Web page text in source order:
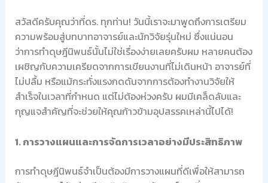
สวัสดีครับคุณว่าที่ดร. ทุกท่าน! วันนี้เราจะมาพูดถึงการเตรียม
ความพร้อมสู่บทบาทอาจารย์และนักวิจัยรุ่นใหม่ ซึ่งแน่นอน
ว่าการทำดุษฎีนิพนธ์นั้นไม่ใช่เรื่องง่ายเลยครับผม หลายคนต้อง
เผชิญกับความเครียดจากการเขียนงานที่ไม่เดินหน้า อาจารย์ที่
ไม่ปลื้ม หรือแม้กระทั่งแรงกดดันจากการต้องทำงานวิจัยให้
สำเร็จในเวลาที่กำหนด แต่ไม่ต้องห่วงครับ ผมมีเคล็ดลับและ
กุญแจสำคัญที่จะช่วยให้คุณก้าวข้ามอุปสรรคเหล่านี้ไปได้!
1. การวางแผนและการจัดการเวลาอย่างมีประสิทธิภาพ
การทำดุษฎีนิพนธ์จำเป็นต้องมีการวางแผนที่ดีเพื่อให้สามารถ